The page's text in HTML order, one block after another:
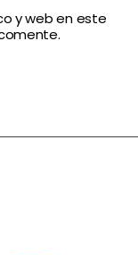
y web en este